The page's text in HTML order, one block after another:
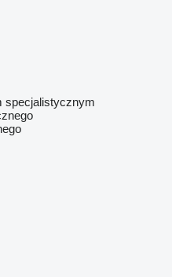
specjalistycznym